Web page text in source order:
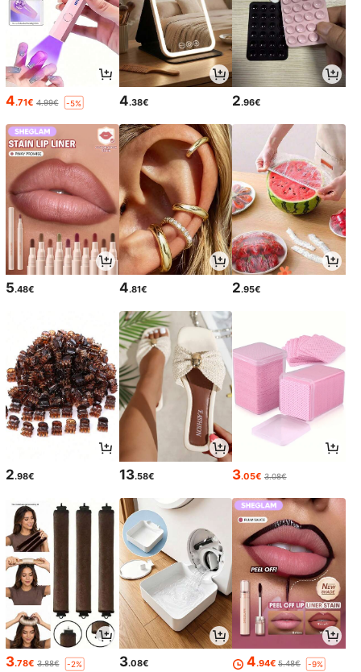
4.71€ 4.99€ -5% 4.38€ 2.96€
5.48€ 4.81€ 2.95€
2.98€ 13.58€ 3.05€ 3.08€
3.78€ 3.88€ -2% 3.08€ 4.94€ 5.48€ -9%